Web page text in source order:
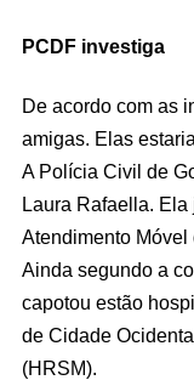
PCDF investiga
De acordo com as
amigas. Elas
A Polícia Civil de
Laura Rafaella.
Atendimento
Ainda segundo a
capotou estão
de Cidade
(HRSM).